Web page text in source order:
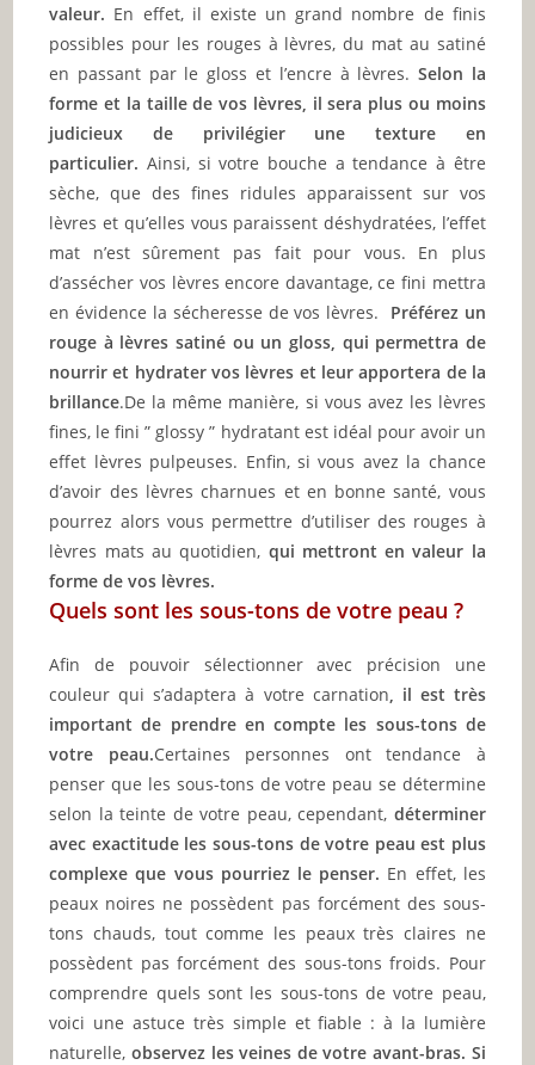
valeur. En effet, il existe un grand nombre de finis
possibles pour les rouges à lèvres, du mat au satiné
en passant par le gloss et l’encre à lèvres.Selon la
forme et la taille de vos lèvres, il sera plus ou moins
judicieux de privilégier une texture en
particulier. Ainsi, si votre bouche a tendance à être
sèche, que des fines ridules apparaissent sur vos
lèvres et qu’elles vous paraissent déshydratées, l’effet
mat n’est sûrement pas fait pour vous. En plus
d’assécher vos lèvres encore davantage, ce fini mettra
en évidence la sécheresse de vos lèvres. Préférez un
rouge à lèvres satiné ou un gloss, qui permettra de
nourrir et hydrater vos lèvres et leur apportera de la
brillance.De la même manière, si vous avez les lèvres
fines, le fini ” glossy ” hydratant est idéal pour avoir un
effet lèvres pulpeuses. Enfin, si vous avez la chance
d’avoir des lèvres charnues et en bonne santé, vous
pourrez alors vous permettre d’utiliser des rouges à
lèvres mats au quotidien, qui mettront en valeur la
forme de vos lèvres.
Quels sont les sous-tons de votre peau ?
Afin de pouvoir sélectionner avec précision une
couleur qui s’adaptera à votre carnation, il est très
important de prendre en compte les sous-tons de
votre peau.Certaines personnes ont tendance à
penser que les sous-tons de votre peau se détermine
selon la teinte de votre peau, cependant, déterminer
avec exactitude les sous-tons de votre peau est plus
complexe que vous pourriez le penser. En effet, les
peaux noires ne possèdent pas forcément des sous-
tons chauds, tout comme les peaux très claires ne
possèdent pas forcément des sous-tons froids. Pour
comprendre quels sont les sous-tons de votre peau,
voici une astuce très simple et fiable : à la lumière
naturelle, observez les veines de votre avant-bras. Si